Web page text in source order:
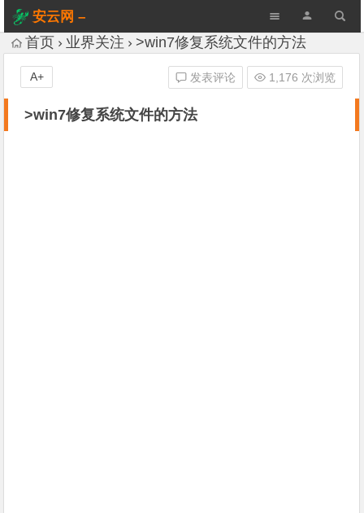
安云网 –
AnYun.ORG
首页 业界关注 >win7修复系统文件的方法
>win7修复系统文件的方法
发表评论 1,176 次浏览
A+